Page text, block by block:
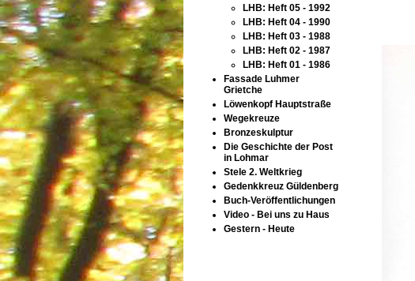
LHB: Heft 05 - 1992
LHB: Heft 04 - 1990
LHB: Heft 03 - 1988
LHB: Heft 02 - 1987
LHB: Heft 01 - 1986
Fassade Luhmer
Grietche
Löwenkopf Hauptstraße
Wegekreuze
Bronzeskulptur
Die Geschichte der Post
in Lohmar
Stele 2. Weltkrieg
Gedenkkreuz Güldenberg
Buch-Veröffentlichungen
Video - Bei uns zu Haus
Gestern - Heute